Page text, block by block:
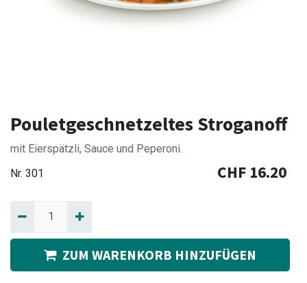
Pouletgeschnetzeltes Stroganoff
mit Eierspätzli, Sauce und Peperoni.
Nr. 301 CHF 16.20
ZUM WARENKORB HINZUFÜGEN